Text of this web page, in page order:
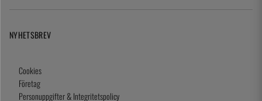
NYHETSBREV
Cookies
Företag
Personuppgifter & Integritetspolicy